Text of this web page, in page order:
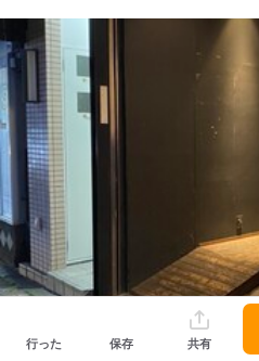
行った 保存 共有